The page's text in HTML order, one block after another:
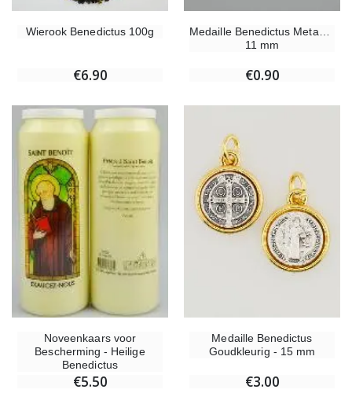
Wierook Benedictus 100g
€6.90
Medaille Benedictus Metaal -
11 mm
€0.90
Noveenkaars voor
Bescherming - Heilige
Benedictus
€5.50
Medaille Benedictus
Goudkleurig - 15 mm
€3.00